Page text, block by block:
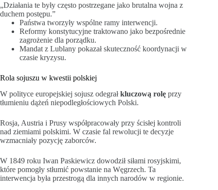
„Działania te były często postrzegane jako brutalna wojna z
duchem postępu.”
Państwa tworzyły wspólne ramy interwencji.
Reformy konstytucyjne traktowano jako bezpośrednie
zagrożenie dla porządku.
Mandat z Lublany pokazał skuteczność koordynacji w
czasie kryzysu.
Rola sojuszu w kwestii polskiej
W polityce europejskiej sojusz odegrałkluczową rolę przy
tłumieniu dążeń niepodległościowych Polski.
Rosja, Austria i Prusy współpracowały przy ścisłej kontroli
nad ziemiami polskimi. W czasie fal rewolucji te decyzje
wzmacniały pozycję zaborców.
W 1849 roku Iwan Paskiewicz dowodził siłami rosyjskimi,
które pomogły stłumić powstanie na Węgrzech. Ta
interwencja była przestrogą dla innych narodów w regionie.